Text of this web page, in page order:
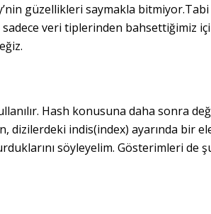
güzellikleri saymakla bitmiyor.Tabi
veri tiplerinden bahsettiğimiz
Hash konusuna daha sonra
dizilerdeki indis(index) ayarında bir
söyleyelim. Gösterimleri de